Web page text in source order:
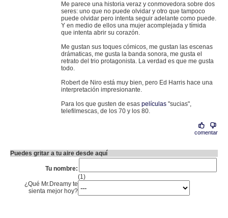
Me parece una historia veraz y conmovedora sobre dos
seres: uno que no puede olvidar y otro que tampoco
puede olvidar pero intenta seguir adelante como puede.
Y en medio de ellos una mujer acomplejada y tímida
que intenta abrir su corazón.
Me gustan sus toques cómicos, me gustan las escenas
drámaticas, me gusta la banda sonora, me gusta el
retrato del trio protagonista. La verdad es que me gusta
todo.
Robert de Niro está muy bien, pero Ed Harris hace una
interpretación impresionante.
Para los que gusten de esas películas "sucias",
telefilmescas, de los 70 y los 80.
comentar
Puedes gritar a tu aire desde aquí
Tu nombre:
(1)
¿Qué Mr.Dreamy te
sienta mejor hoy?